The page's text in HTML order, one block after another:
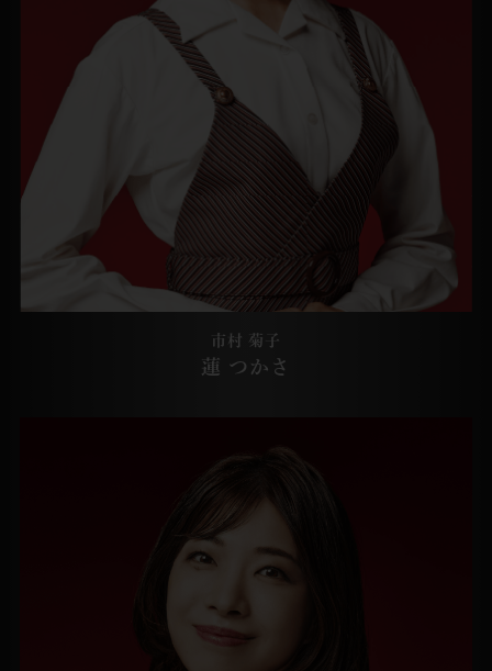
市村 菊子
蓮 つかさ